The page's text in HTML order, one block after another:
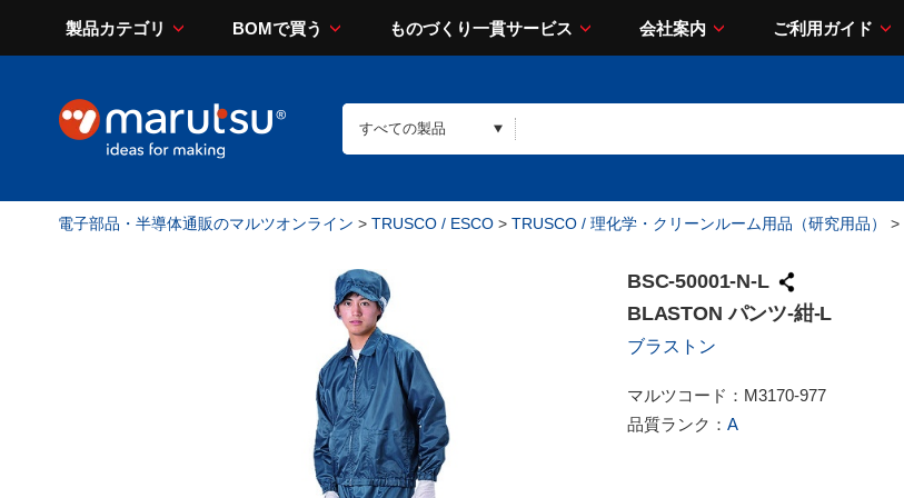
製品カテゴリ BOMで買う ものづくり一貫サービス 会社案内 ご利用ガイド
電子部品・半導体通販のマルツオンライン > TRUSCO / ESCO > TRUSCO / 理化学・クリーンルーム用品（研究用品） >
BSC-50001-N-L
BLASTON パンツ-紺-L
ブラストン
マルツコード： M3170-977
品質ランク： A